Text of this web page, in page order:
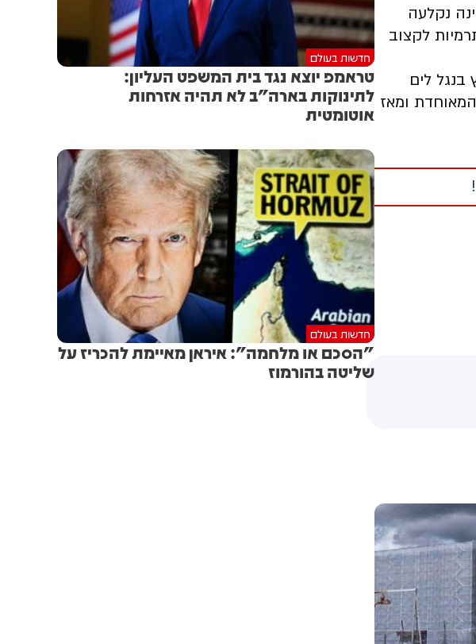
נקלעה
לקצוב
מפרץ בנגל לים
מהממלכה המאוחדת ומאז
חדשות בעולם
טראמפ יוצא נגד בית המשפט העליון:
לתינוקות בארה"ב לא תהיה אזרחות
אוטומטית
חדשות בעולם
"הסכם או מלחמה": איראן מאיימת להכריז על
שליטה בהורמוז